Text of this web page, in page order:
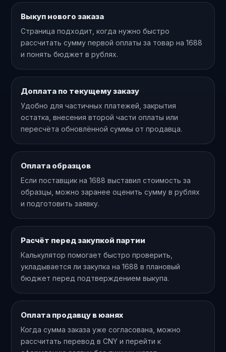
Выкуп нового заказа
Страница подходит, когда нужно быстро
рассчитать сумму первой оплаты за товар на 1688
и понять бюджет в рублях.
Доплата по текущему заказу
Удобно для частичных платежей, закрытия
остатка, внесения второй части оплаты или
пересчёта обновлённой суммы от продавца.
Оплата образцов
Если поставщик на 1688 выставил стоимость за
образцы, можно заранее оценить сумму в рублях
и подготовить заявку.
Расчёт перед закупкой партии
Калькулятор помогает быстро проверить,
укладывается ли закупка на 1688 в плановый
бюджет перед подтверждением выкупа.
Оплата продавцу в юанях
Когда сумма заказа уже согласована, можно
рассчитать перевод в CNY и перейти к